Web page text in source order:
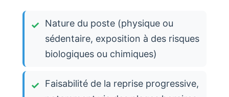
Nature du poste (physique ou
sédentaire, exposition à des risques
biologiques ou chimiques)
Faisabilité de la reprise progressive,